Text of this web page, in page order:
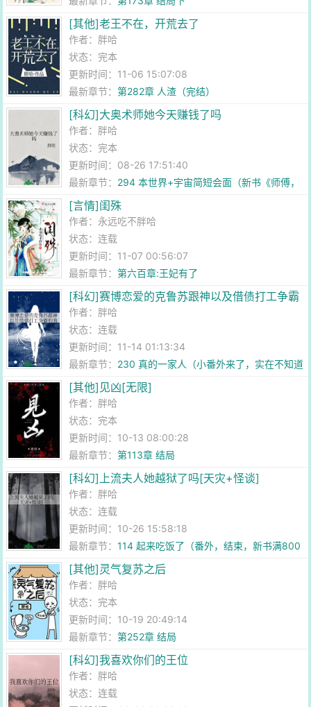
[其他]老王不在，开荒去了
作者： 胖哈
状态：完本
更新时间：11-06 15:07:08
最新章节：第282章 人渣（完结）
[科幻]大奥术师她今天赚钱了吗
作者： 胖哈
状态：完本
更新时间：08-26 17:51:40
最新章节： 294 本世界+宇宙简短会面（新书《师傅，
您还在吗》已开，欢迎收
[言情]闺殊
作者： 永远吃不胖哈
状态：连载
更新时间：11-07 00:56:07
最新章节：第六百章:王妃有了
[科幻]赛博恋爱的克鲁苏跟神以及借债打工争霸
的我
作者： 胖哈
状态：连载
更新时间：11-14 01:13:34
最新章节： 230 真的一家人（小番外来了，实在不知道
写啥了，就这个，没了，
[其他]见凶[无限]
作者： 胖哈
状态：完本
更新时间：10-13 08:00:28
最新章节：第113章 结局
[科幻]上流夫人她越狱了吗[天灾+怪谈]
作者： 胖哈
状态：连载
更新时间：10-26 15:58:18
最新章节：114 起来吃饭了（番外，结束，新书满800
收藏就开，也最后一次
[其他]灵气复苏之后
作者： 胖哈
状态：完本
更新时间：10-19 20:49:14
最新章节：第252章 结局
[科幻]我喜欢你们的王位
作者： 胖哈
状态：连载